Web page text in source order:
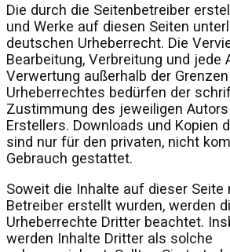
Die durch die Seitenbetreiber
und Werke auf diesen Seiten
deutschen Urheberrecht. Die
Bearbeitung, Verbreitung und jede
Verwertung außerhalb der
Urheberrechtes bedürfen der
Zustimmung des jeweiligen
Erstellers. Downloads und Kopien
sind nur für den privaten, nicht
Gebrauch gestattet.
Soweit die Inhalte auf dieser Seite
Betreiber erstellt wurden, werden
Urheberrechte Dritter beachtet.
werden Inhalte Dritter als solche